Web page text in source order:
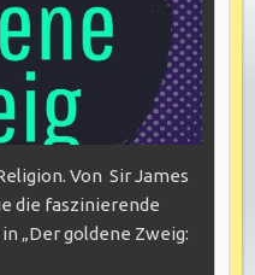
Von Sir James
die faszinierende
„Der goldene Zweig: